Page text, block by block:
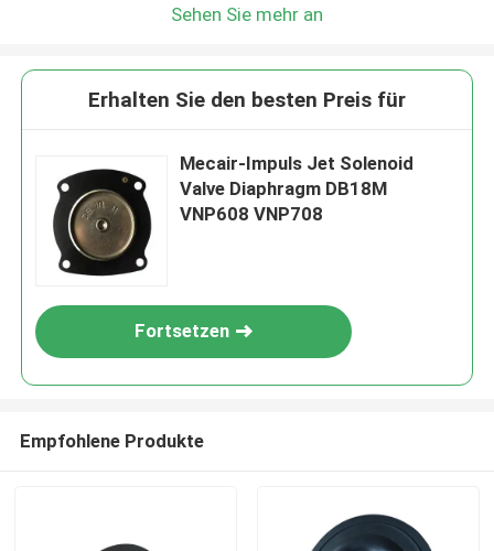
Sehen Sie mehr an
Erhalten Sie den besten Preis für
Mecair-Impuls Jet Solenoid
Valve Diaphragm DB18M
VNP608 VNP708
Fortsetzen
Empfohlene Produkte